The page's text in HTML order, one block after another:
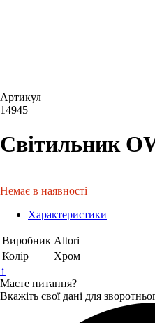
Артикул
14945
Світильник
Немає в наявності
Характеристики
Виробник Altori
Колір
Хром
↑
Маєте питання?
Вкажіть свої дані для